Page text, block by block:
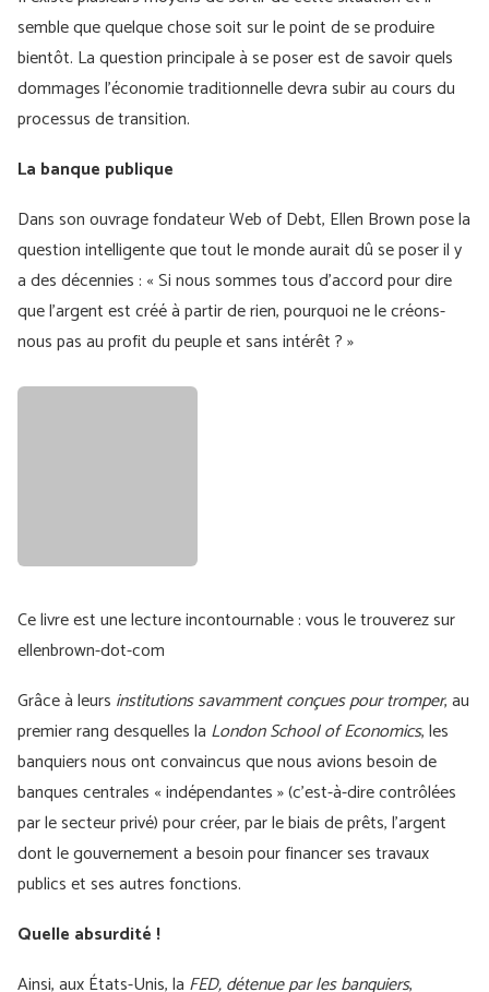
semble que quelque chose soit sur le point de se produire
bientôt. La question principale à se poser est de savoir quels
dommages l’économie traditionnelle devra subir au cours du
processus de transition.
La banque publique
Dans son ouvrage fondateur Web of Debt, Ellen Brown pose la
question intelligente que tout le monde aurait dû se poser il y
a des décennies : « Si nous sommes tous d'accord pour dire
que l'argent est créé à partir de rien, pourquoi ne le créons-
nous pas au profit du peuple et sans intérêt ? »
Ce livre est une lecture incontournable : vous le trouverez sur
ellenbrown-dot-com
Grâce à leurs institutions savamment conçues pour tromper, au
premier rang desquelles la London School of Economics, les
banquiers nous ont convaincus que nous avions besoin de
banques centrales « indépendantes » (c'est-à-dire contrôlées
par le secteur privé) pour créer, par le biais de prêts, l'argent
dont le gouvernement a besoin pour financer ses travaux
publics et ses autres fonctions.
Quelle absurdité !
Ainsi, aux États-Unis, la FED, détenue par lesbanquiers,